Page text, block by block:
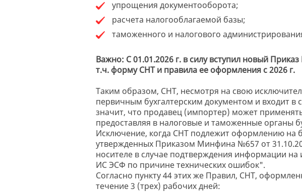
упрощения документооборота;
расчета налогооблагаемой базы;
таможенного и налогового
Важно: С 01.01.2026 г. в силу вступил новый
т.ч. форму СНТ и правила ее оформления с 2026 г.
Таким образом, СНТ, несмотря на свою
первичным бухгалтерским документом и входит в
значит, что продавец (импортер) может
предоставляя в налоговые и таможенные органы
Исключение, когда СНТ подлежит оформлению на
утвержденных Приказом Минфина №657 от
носителе в случае подтверждения информации
ИС ЭСФ по причине технических ошибок".
Согласно пункту 44 этих же Правил, СНТ,
течение 3 (трех) рабочих дней: